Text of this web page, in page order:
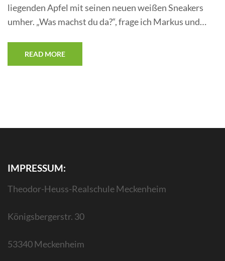
liegenden Apfel mit seinen neuen weißen Sneakers
umher. „Was machst du da?“, frage ich Markus und…
READ MORE
IMPRESSUM:
Theodor-Heuss-Realschule Meckenheim
Königsbergerstr. 30
53340 Meckenheim